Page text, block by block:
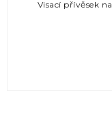
Visací přívěsek